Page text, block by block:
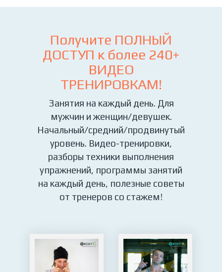
Получите ПОЛНЫЙ
ДОСТУП к более 240+
ВИДЕО
ТРЕНИРОВКАМ!
Занятия на каждый день. Для
мужчин и женщин/девушек.
Начальный/средний/продвинутый
уровень. Видео-тренировки,
разборы техники выполнения
упражнений, программы занятий
на каждый день, полезные советы
от тренеров со стажем!